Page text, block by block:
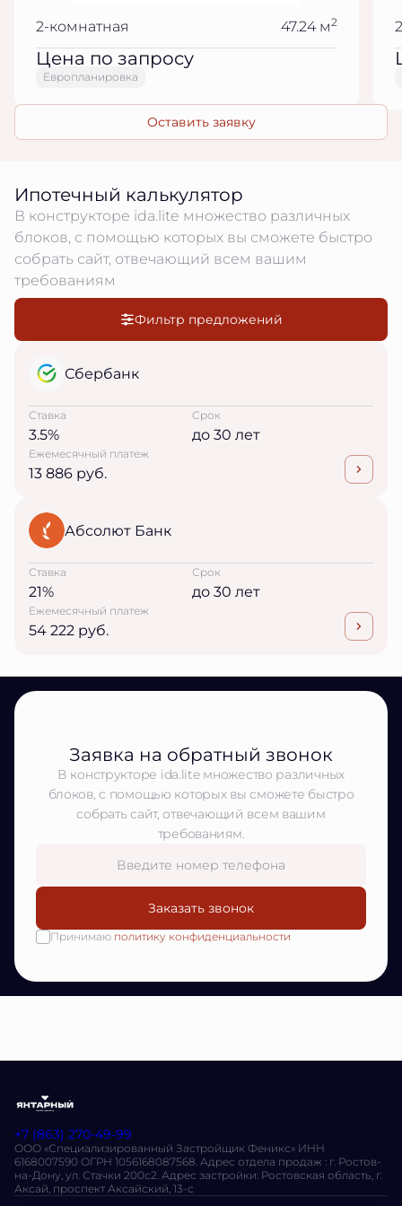
2-комнатная 47.24 м2
Цена по запросу
Европланировка
Оставить заявку
Ипотечный калькулятор
В конструкторе ida.lite множество различных
блоков, с помощью которых вы сможете быстро
собрать сайт, отвечающий всем вашим
требованиям
Фильтр предложений
Сбербанк
Ставка
3.5%
Срок
до 30 лет
Ежемесячный платеж
13 886 руб.
Абсолют Банк
Ставка
21%
Срок
до 30 лет
Ежемесячный платеж
54 222 руб.
Заявка на обратный звонок
В конструкторе ida.lite множество различных
блоков, с помощью которых вы сможете быстро
собрать сайт, отвечающий всем вашим
требованиям.
Заказать звонок
Принимаю политику конфиденциальности
+7 (863) 270-49-99
ООО «Специализированный Застройщик Феникс» ИНН
6168007590 ОГРН 1056168087568. Адрес отдела продаж : г. Ростов-
на-Дону, ул. Стачки 200с2. Адрес застройки: Ростовская область, г.
Аксай, проспект Аксайский, 13-с